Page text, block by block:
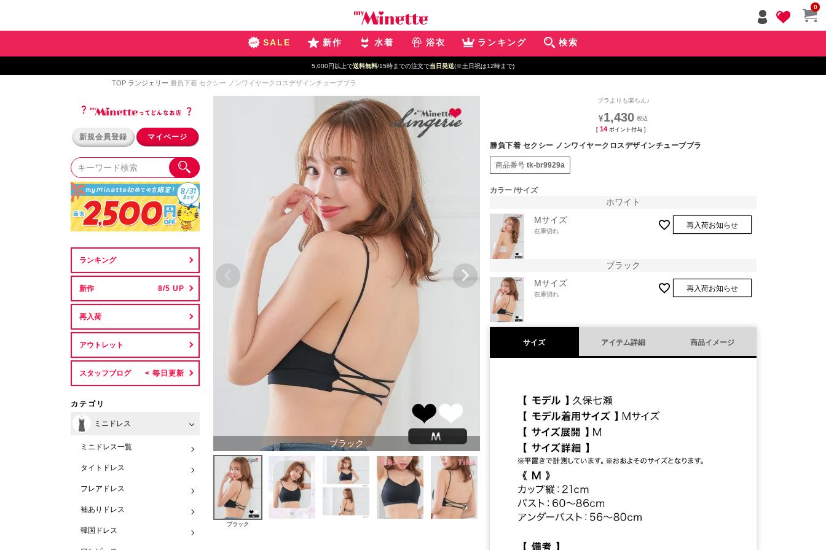
0
SALE 新作 水着 浴衣 ランキング 検索
5,000円以上で送料無料/15時までの注文で当日発送(※土日祝は12時まで)
TOP ランジェリー 勝負下着 セクシー ノンワイヤークロスデザインチューブブラ
新規会員登録 マイページ
ランキング
新作
再入荷
アウトレット
スタッフブログ
カテゴリ
ミニドレス
ミニドレス一覧
タイトドレス
フレアドレス
袖ありドレス
韓国ドレス
ブラック
ブラック
ブラよりも楽ちん♪
¥1,430
[ 14 ポイント付与 ]
勝負下着 セクシー ノンワイヤークロスデザインチューブブラ
商品番号 tk-br9929a
カラー サイズ
ホワイト
Mサイズ
在庫切れ
再入荷お知らせ
ブラック
Mサイズ
在庫切れ
再入荷お知らせ
サイズ アイテム詳細 商品イメージ
ジト
ップ